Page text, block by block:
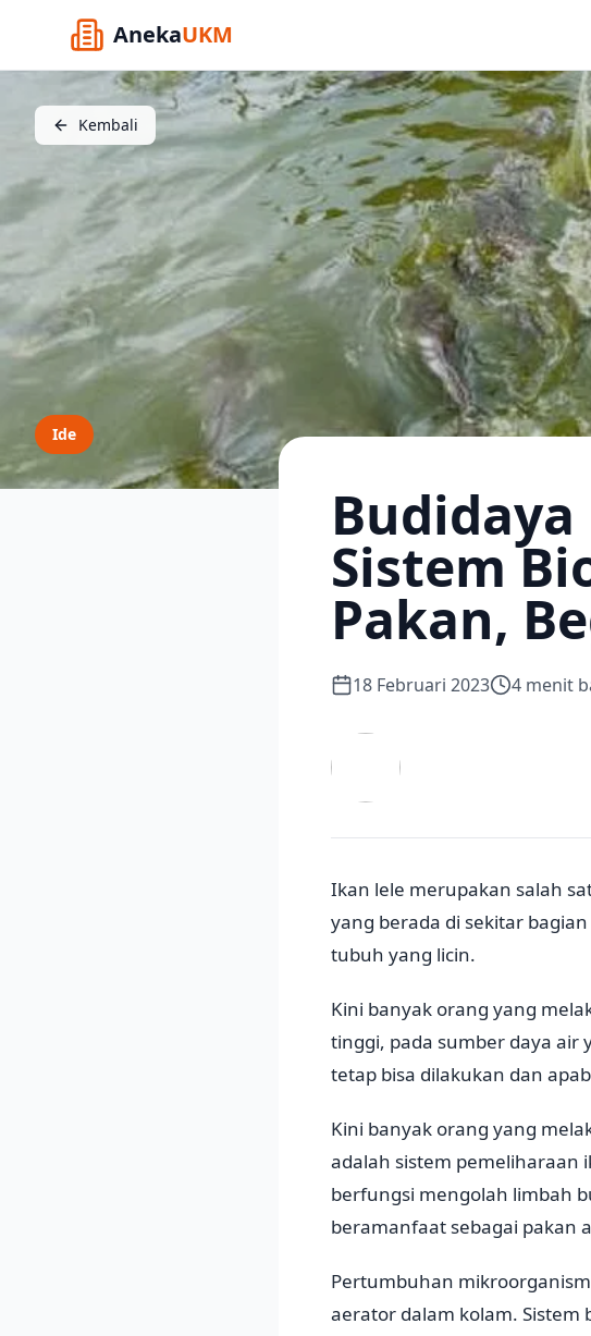
AnekaUKM
Kembali
Ide
Sistem
Pakan,
18 Februari 2023 4 menit
Ikan lele merupakan salah
yang berada di sekitar
tubuh yang licin.
Kini banyak orang yang
tinggi, pada sumber daya air
tetap bisa dilakukan dan
Kini banyak orang yang
adalah sistem pemeliharaan
berfungsi mengolah limbah
beramanfaat sebagai pakan
Pertumbuhan
aerator dalam kolam.